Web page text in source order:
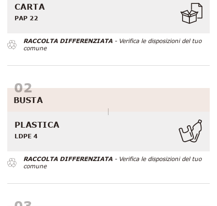
CARTA
PAP 22
RACCOLTA DIFFERENZIATA- Verifica le disposizioni del tuo
comune
BUSTA
PLASTICA
LDPE 4
RACCOLTA DIFFERENZIATA- Verifica le disposizioni del tuo
comune